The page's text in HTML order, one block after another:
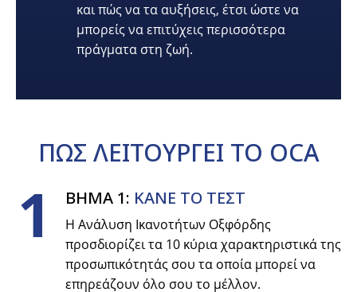
και πώς να τα αυξήσεις, έτσι ώστε να
μπορείς να επιτύχεις περισσότερα
πράγματα στη ζωή.
ΠΩΣ ΛΕΙΤΟΥΡΓΕΙ ΤΟ OCA
1 ΒΗΜΑ 1: ΚΑΝΕ ΤΟ ΤΕΣΤ
Η Ανάλυση Ικανοτήτων Οξφόρδης
προσδιορίζει τα 10 κύρια χαρακτηριστικά της
προσωπικότητάς σου τα οποία μπορεί να
επηρεάζουν όλο σου το μέλλον.